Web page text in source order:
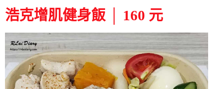
浩克增肌健身飯 │ 160 元